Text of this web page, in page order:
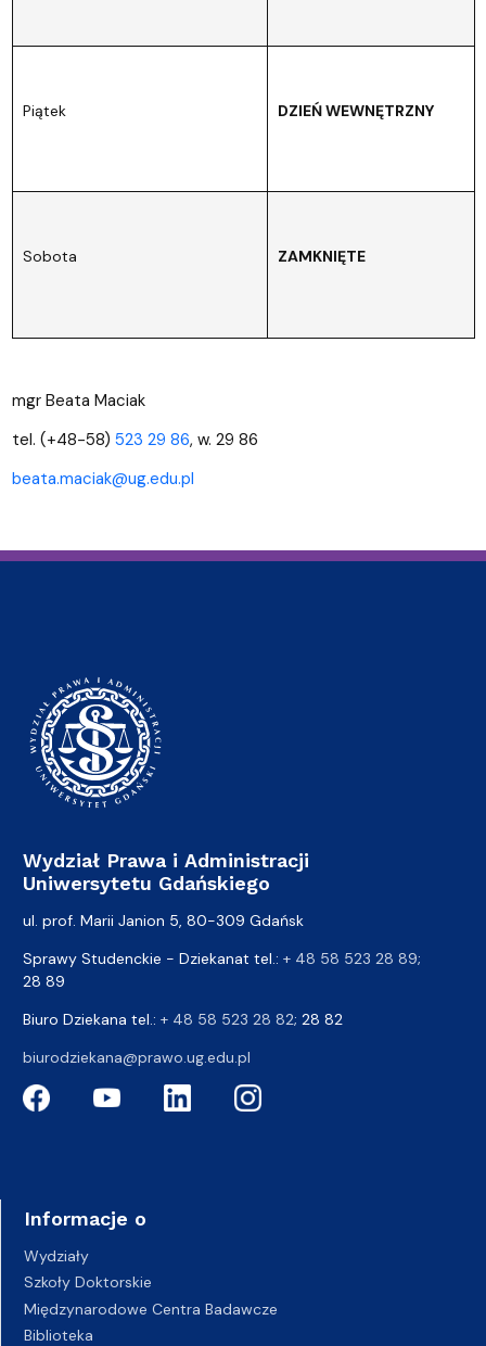
Piątek DZIEŃ WEWNĘTRZNY
Sobota ZAMKNIĘTE
mgr Beata Maciak
tel. (+48-58) 523 29 86, w. 29 86
beata.maciak@ug.edu.pl
Wydział Prawa i Administracji
Uniwersytetu Gdańskiego
ul. prof. Marii Janion 5, 80-309 Gdańsk
Sprawy Studenckie - Dziekanat tel.: + 48 58 523 28 89;
28 89
Biuro Dziekana tel.: + 48 58 523 28 82; 28 82
biurodziekana@prawo.ug.edu.pl
Informacje o
Wydziały
Szkoły Doktorskie
Międzynarodowe Centra Badawcze
Biblioteka